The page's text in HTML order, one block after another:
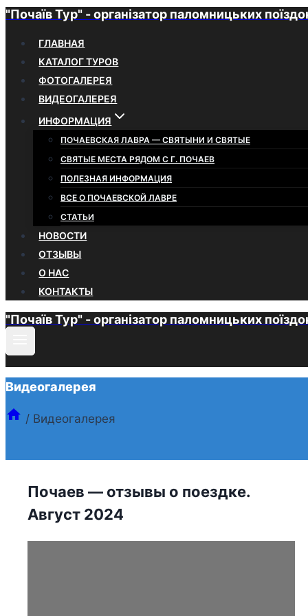
Перейти
содержимому
"Почаїв Тур" - організатор паломницьких
ГЛАВНАЯ
КАТАЛОГ ТУРОВ
ФОТОГАЛЕРЕЯ
ВИДЕОГАЛЕРЕЯ
ИНФОРМАЦИЯ
ПОЧАЕВСКАЯ ЛАВРА — СВЯТЫНИ И СВЯТЫЕ
СВЯТЫЕ МЕСТА РЯДОМ С Г. ПОЧАЕВ
ПОЛЕЗНАЯ ИНФОРМАЦИЯ
ВСЕ О ПОЧАЕВСКОЙ ЛАВРЕ
СТАТЬИ
НОВОСТИ
ОТЗЫВЫ
О НАС
КОНТАКТЫ
"Почаїв Тур" - організатор паломницьких
Видеогалерея
/ Видеогалерея
Почаев — отзывы о поездке.
Август 2024